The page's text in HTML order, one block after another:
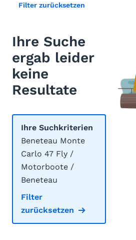
Filter zurücksetzen
Ihre Suche
ergab leider
keine
Resultate
Ihre Suchkriterien
Beneteau Monte
Carlo 47 Fly /
Motorboote /
Beneteau
Filter
zurücksetzen